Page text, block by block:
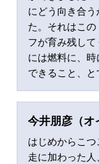
にどう向き合
た。それはこ
フが育み残し
には燃料に、
できること、と
今井朋彦（オ
はじめからこ
走に加わった